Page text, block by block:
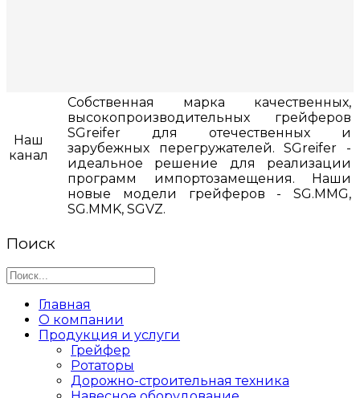
Наш
канал
Собственная марка качественных,
высокопроизводительных грейферов
SGreifer для отечественных и
зарубежных перегружателей. SGreifer -
идеальное решение для реализации
программ импортозамещения. Наши
новые модели грейферов - SG.MMG,
SG.MMK, SGVZ.
Поиск
Главная
О компании
Продукция и услуги
Грейфер
Ротаторы
Дорожно-строительная техника